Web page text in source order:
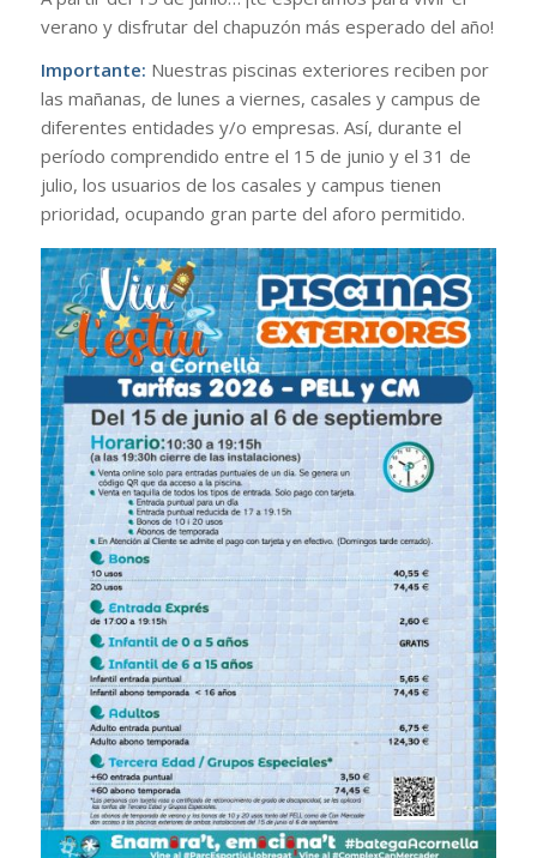
verano y disfrutar del chapuzón más esperado del año!
Importante: Nuestras piscinas exteriores reciben por
las mañanas, de lunes a viernes, casales y campus de
diferentes entidades y/o empresas. Así, durante el
período comprendido entre el 15 de junio y el 31 de
julio, los usuarios de los casales y campus tienen
prioridad, ocupando gran parte del aforo permitido.